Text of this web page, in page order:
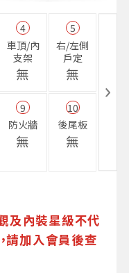
4
車頂/內
支架
無
5
右/左側
戶定
無
9
防火牆
無
10
後尾板
無
及內裝星級不代
請加入會員後查